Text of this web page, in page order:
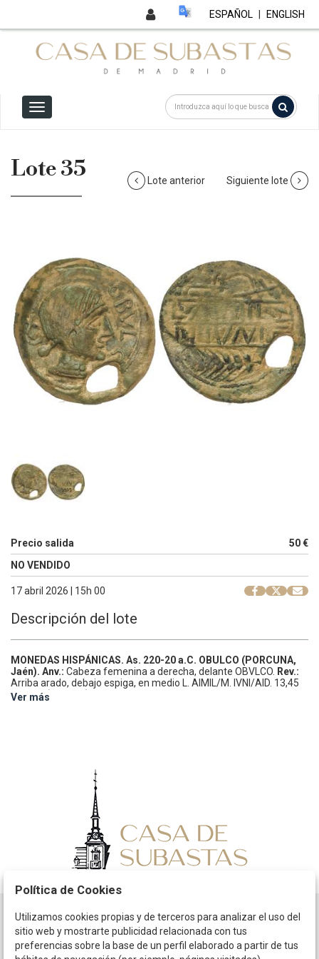
ESPAÑOL ENGLISH
Lote 35 Lote anterior Siguiente lote
Precio salida
50 €
NO VENDIDO
17 abril 2026 | 15h 00
Descripción del lote
MONEDAS HISPÁNICAS. As. 220-20 a.C. OBULCO (PORCUNA,
Jaén). Anv.: Cabeza femenina a derecha, delante OBVLCO. Rev.:
Arriba arado, debajo espiga, en medio L. AIMIL/M. IVNI/AID. 13,45
grs. AE.(Agujero).
Ver más
Horario
La empresa
Política de Cookies
Utilizamos cookies propias y de terceros para analizar el uso del
sitio web y mostrarte publicidad relacionada con tus
preferencias sobre la base de un perfil elaborado a partir de tus